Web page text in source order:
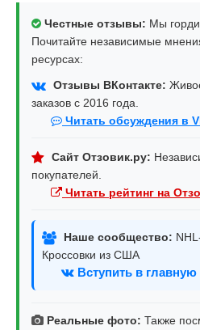
Честные отзывы: Мы
Почитайте независимые
ресурсах:
Отзывы ВКонтакте:
заказов с 2016 года.
Читать обсуждения в
Сайт Отзовик.ру:
покупателей.
Читать рейтинг на
Наше сообщество:
Кроссовки из США
Вступить в
Реальные фото: Также